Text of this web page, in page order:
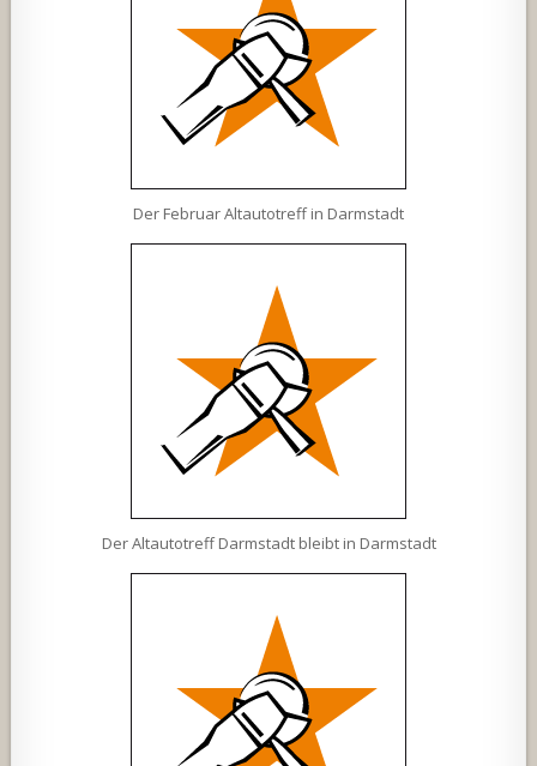
Der Februar Altautotreff in Darmstadt
Der Altautotreff Darmstadt bleibt in Darmstadt